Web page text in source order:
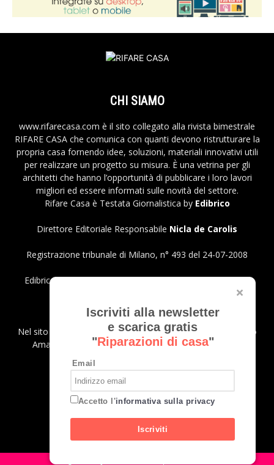
Iscriviti alla newsletter
e scarica gratis
"Riparazioni di casa"
Email
Accetto l'informativa sulla privacy
Iscriviti
CHI SIAMO
www.rifarecasa.com è il sito collegato alla rivista bimestrale
RIFARE CASA che comunica con quanti devono ristrutturare la
propria casa fornendo idee, soluzioni, materiali innovativi utili
per realizzare un progetto su misura. È una vetrina per gli
architetti che hanno l’opportunità di pubblicare i loro lavori
migliori ed essere informati sulle novità del settore.
Rifare Casa è Testata Giornalistica by Edibrico
Direttore Editoriale Responsabile Nicla de Carolis
Registrazione tribunale di Milano, n° 493 del 24-07-2008
Edibrico srl - Viale Emilio Caldara, 44 - 20122 Milano P.iva
Privacy Policy
Nel sito sono presenti prodotti Amazon; in qualità di Affiliato
Amazon riceviamo un guadagno dagli acquisti idonei.
SEGUICI